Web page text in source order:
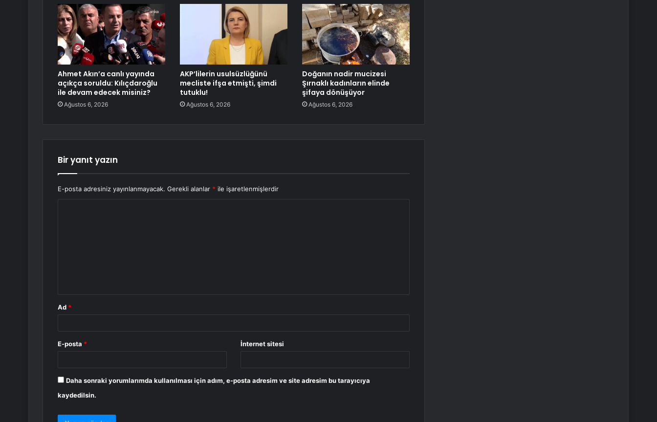
Ahmet Akın’a canlı yayında
açıkça soruldu: Kılıçdaroğlu
ile devam edecek misiniz?
Ağustos 6, 2026
AKP’lilerin usulsüzlüğünü
mecliste ifşa etmişti, şimdi
tutuklu!
Ağustos 6, 2026
Doğanın nadir mucizesi
Şırnaklı kadınların elinde
şifaya dönüşüyor
Ağustos 6, 2026
Bir yanıt yazın
E-posta adresiniz yayınlanmayacak. Gerekli alanlar * ile işaretlenmişlerdir
Ad *
E-posta * İnternet sitesi
Daha sonraki yorumlarımda kullanılması için adım, e-posta adresim ve site adresim bu tarayıcıya
kaydedilsin.